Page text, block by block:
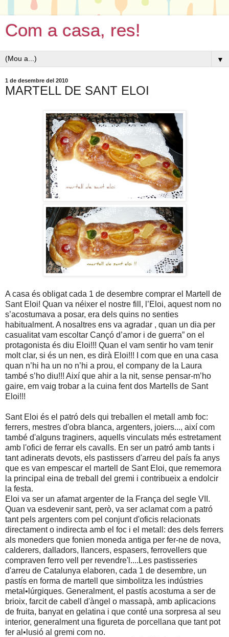
Com a casa, res!
▼
1 de desembre del 2010
MARTELL DE SANT ELOI
A casa és obligat cada 1 de desembre comprar el Martell de
Sant Eloi! Quan va néixer el nostre fill, l’Eloi, aquest nom no
s’acostumava a posar, era dels quins no senties
habitualment. A nosaltres ens va agradar , quan un dia per
casualitat vam escoltar Cançó d’amor i de guerra” on el
protagonista és diu Eloi!!! Quan el vam sentir ho vam tenir
molt clar, si és un nen, es dirà Eloi!!! I com que en una casa
quan n’hi ha un no n’hi a prou, el company de la Laura
també s’ho diu!!! Així que ahir a la nit, sense pensar-m’ho
gaire, em vaig trobar a la cuina fent dos Martells de Sant
Eloi!!!
Sant Eloi és el patró dels qui treballen el metall amb foc:
ferrers, mestres d'obra blanca, argenters, joiers..., així com
també d'alguns traginers, aquells vinculats més estretament
amb l'ofici de ferrar els cavalls. En ser un patró amb tants i
tant adinerats devots, els pastissers d'arreu del país fa anys
que es van empescar el martell de Sant Eloi, que rememora
la principal eina de treball del gremi i contribueix a endolcir
la festa.
Eloi va ser un afamat argenter de la França del segle VII.
Quan va esdevenir sant, però, va ser aclamat com a patró
tant pels argenters com pel conjunt d'oficis relacionats
directament o indirecta amb el foc i el metall: des dels ferrers
als moneders que fonien moneda antiga per fer-ne de nova,
calderers, dalladors, llancers, espasers, ferrovellers que
compraven ferro vell per revendre'l....Les pastisseries
d'arreu de Catalunya elaboren, cada 1 de desembre, un
pastís en forma de martell que simbolitza les indústries
metal•lúrgiques. Generalment, el pastís acostuma a ser de
brioix, farcit de cabell d'àngel o massapà, amb aplicacions
de fruita, banyat en gelatina i que conté una sorpresa al seu
interior, generalment una figureta de porcellana que tant pot
fer al•lusió al gremi com no.